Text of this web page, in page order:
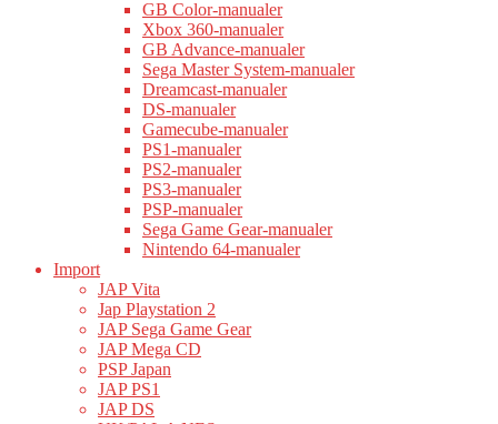
GB Color-manualer
Xbox 360-manualer
GB Advance-manualer
Sega Master System-manualer
Dreamcast-manualer
DS-manualer
Gamecube-manualer
PS1-manualer
PS2-manualer
PS3-manualer
PSP-manualer
Sega Game Gear-manualer
Nintendo 64-manualer
Import
JAP Vita
Jap Playstation 2
JAP Sega Game Gear
JAP Mega CD
PSP Japan
JAP PS1
JAP DS